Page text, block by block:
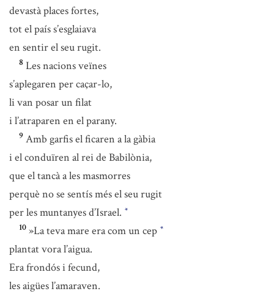
devastà places fortes,
tot el país s’esglaiava
en sentir el seu rugit.
8 Les nacions veïnes
s’aplegaren per caçar-lo,
li van posar un filat
i l’atraparen en el parany.
9 Amb garfis el ficaren a la gàbia
i el conduïren al rei de Babilònia,
que el tancà a les masmorres
perquè no se sentís més el seu rugit
per les muntanyes d’Israel. *
10 »La teva mare era com un cep *
plantat vora l’aigua.
Era frondós i fecund,
les aigües l’amaraven.